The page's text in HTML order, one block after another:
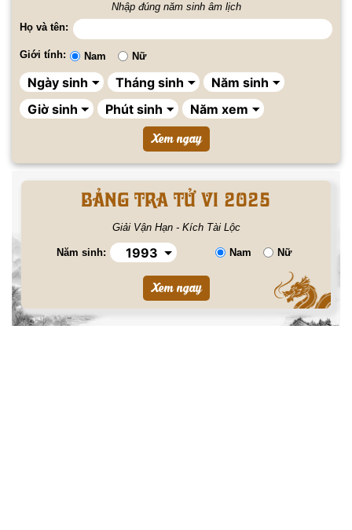
Nhập đúng năm sinh âm lịch
Họ và tên:
Giới tính: Nam Nữ
BẢNG TRA TỬ VI 2025
Giải Vận Hạn - Kích Tài Lộc
Năm sinh: Nam Nữ